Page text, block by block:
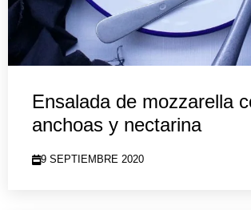
Ensalada de mozzarella
anchoas y nectarina
9 SEPTIEMBRE 2020